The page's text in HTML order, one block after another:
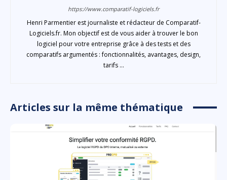
https://www.comparatif-logiciels.fr
Henri Parmentier est journaliste et rédacteur de Comparatif-
Logiciels.fr. Mon objectif est de vous aider à trouver le bon
logiciel pour votre entreprise grâce à des tests et des
comparatifs argumentés : fonctionnalités, avantages, design,
tarifs ...
Articles sur la même thématique